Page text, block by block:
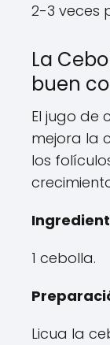
2-3 veces
La
buen
El jugo de
mejora la
los
1 cebolla.
Licua la